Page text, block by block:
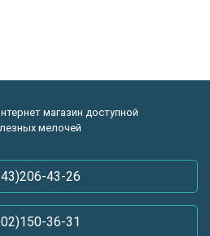
магазин доступной
мелочей
43-26
36-31